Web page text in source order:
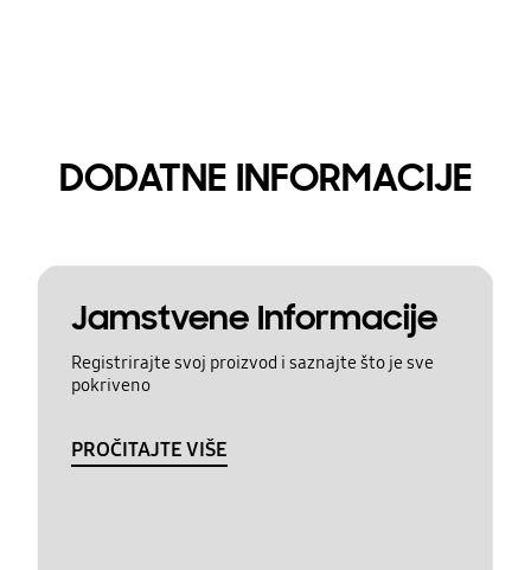
DODATNE INFORMACIJE
Jamstvene Informacije
Registrirajte svoj proizvod i saznajte što je sve
pokriveno
PROČITAJTE VIŠE